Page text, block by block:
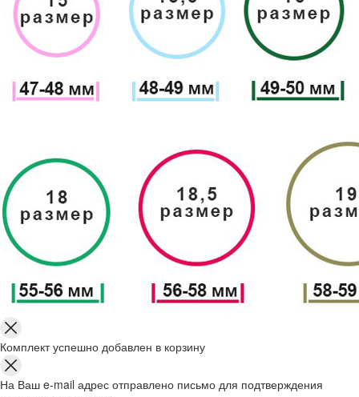
Комплект успешно добавлен в корзину
На Ваш e-mail адрес отправлено письмо для подтверждения